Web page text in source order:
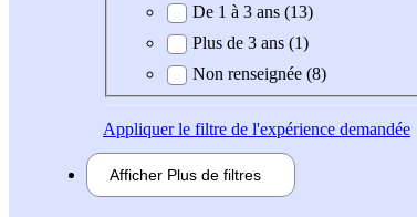
De 1 à 3 ans (13)
Plus de 3 ans (1)
Non renseignée (8)
Appliquerle filtre de l'expérience demandée
Afficher Plus de filtres